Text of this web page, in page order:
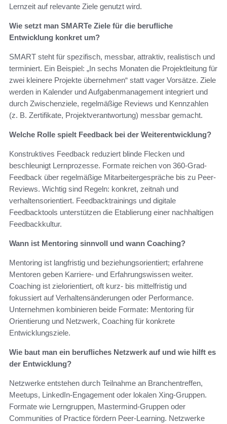
Lernzeit auf relevante Ziele genutzt wird.
Wie setzt man SMARTe Ziele für die berufliche
Entwicklung konkret um?
SMART steht für spezifisch, messbar, attraktiv, realistisch und
terminiert. Ein Beispiel: „In sechs Monaten die Projektleitung für
zwei kleinere Projekte übernehmen“ statt vager Vorsätze. Ziele
werden in Kalender und Aufgabenmanagement integriert und
durch Zwischenziele, regelmäßige Reviews und Kennzahlen
(z. B. Zertifikate, Projektverantwortung) messbar gemacht.
Welche Rolle spielt Feedback bei der Weiterentwicklung?
Konstruktives Feedback reduziert blinde Flecken und
beschleunigt Lernprozesse. Formate reichen von 360-Grad-
Feedback über regelmäßige Mitarbeitergespräche bis zu Peer-
Reviews. Wichtig sind Regeln: konkret, zeitnah und
verhaltensorientiert. Feedbacktrainings und digitale
Feedbacktools unterstützen die Etablierung einer nachhaltigen
Feedbackkultur.
Wann ist Mentoring sinnvoll und wann Coaching?
Mentoring ist langfristig und beziehungsorientiert; erfahrene
Mentoren geben Karriere- und Erfahrungswissen weiter.
Coaching ist zielorientiert, oft kurz- bis mittelfristig und
fokussiert auf Verhaltensänderungen oder Performance.
Unternehmen kombinieren beide Formate: Mentoring für
Orientierung und Netzwerk, Coaching für konkrete
Entwicklungsziele.
Wie baut man ein berufliches Netzwerk auf und wie hilft es
der Entwicklung?
Netzwerke entstehen durch Teilnahme an Branchentreffen,
Meetups, LinkedIn-Engagement oder lokalen Xing-Gruppen.
Formate wie Lerngruppen, Mastermind-Gruppen oder
Communities of Practice fördern Peer-Learning. Netzwerke